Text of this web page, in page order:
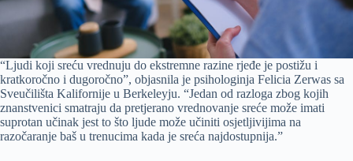
“Ljudi koji sreću vrednuju do ekstremne razine rjeđe je postižu i
kratkoročno i dugoročno”, objasnila je psihologinja Felicia Zerwas sa
Sveučilišta Kalifornije u Berkeleyju. “Jedan od razloga zbog kojih
znanstvenici smatraju da pretjerano vrednovanje sreće može imati
suprotan učinak jest to što ljude može učiniti osjetljivijima na
razočaranje baš u trenucima kada je sreća najdostupnija.”